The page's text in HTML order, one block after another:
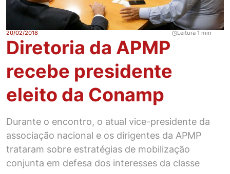
20/02/2018 Leitura 1 min
Diretoria da APMP
recebe presidente
eleito da Conamp
Durante o encontro, o atual vice-presidente da
associação nacional e os dirigentes da APMP
trataram sobre estratégias de mobilização
conjunta em defesa dos interesses da classe